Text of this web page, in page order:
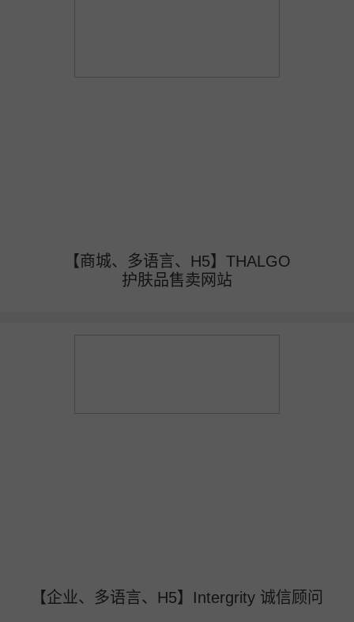
【商城、多语言、H5】THALGO
护肤品售卖网站
【企业、多语言、H5】Intergrity 诚信顾问